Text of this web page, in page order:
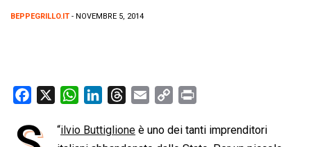
BEPPEGRILLO.IT - NOVEMBRE 5, 2014
c
W
a
n
r
a
p
i
“ilvio Buttiglione è uno dei tanti imprenditori